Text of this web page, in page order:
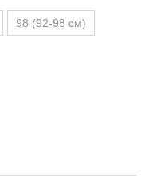
98 (92-98 см)